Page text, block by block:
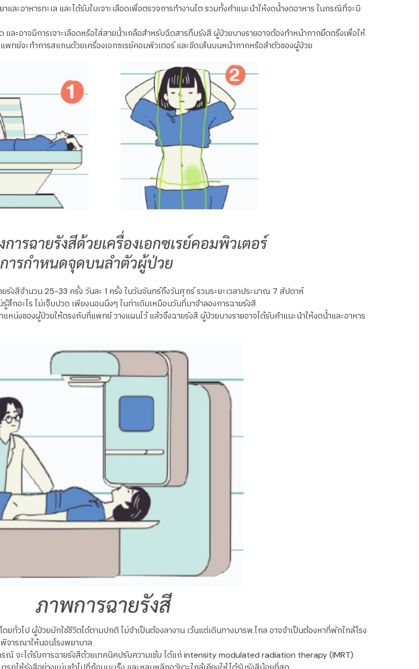
ละอาหารทะเล และได้รับใบเจาะเลือดเพื่อตรวจการทำงานไต รวมทั้งคำแนะนำให้งดน้ำงดอาหาร ในกรณีที่จะมี
ละอาจมีการเจาะเลือดหรือใส่สายน้ำเกลือสำหรับฉีดสารทึบรังสี ผู้ป่วยบางรายอาจต้องทำหน้ากากยึดตรึงเพื่อให้
ทย์จะทำการสแกนด้วยเครื่องเอกซเรย์คอมพิวเตอร์ และขีดเส้นบนหน้ากากหรือลำตัวของผู้ป่วย
รังสีจำนวน 25-33 ครั้ง วันละ 1 ครั้ง ในวันจันทร์ถึงวันศุกร์ รวมระยะเวลาประมาณ 7 สัปดาห์
สึกอะไร ไม่เจ็บปวด เพียงนอนนิ่งๆ ในท่าเดิมเหมือนวันที่มาจำลองการฉายรังสี
น่งของผู้ป่วยให้ตรงกับที่แพทย์ วางแผนไว้ แล้วจึงฉายรังสี ผู้ป่วยบางรายอาจได้รับคำแนะนำให้งดน้ำและอาหาร
ยทั่วไป ผู้ป่วยมักใช้ชีวิตได้ตามปกติ ไม่จำเป็นต้องลางาน เว้นแต่เดินทางมารพ.ไกล อาจจำเป็นต้องหาที่พักใกล้โรง
จารณาให้นอนโรงพยาบาล
รณ์ จะได้รับการฉายรังสีด้วยเทคนิคปรับความเข้ม ได้แก่ intensity modulated radiation therapy (IMRT)